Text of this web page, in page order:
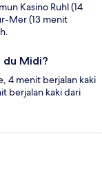
Kasino Ruhl (14
Mer (13 menit
du Midi?
4 menit berjalan kaki
berjalan kaki dari